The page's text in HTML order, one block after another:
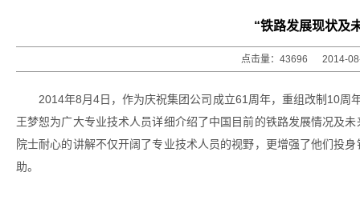
“铁路发展现状及
点击量：43696 2014-
2014年8月4日，作为庆祝集团公司成立61周年，重组改制10周
王梦恕为广大专业技术人员详细介绍了中国目前的铁路发展情况及
院士耐心的讲解不仅开阔了专业技术人员的视野，更增强了他们投
助。